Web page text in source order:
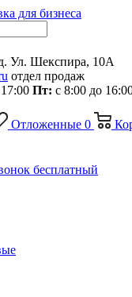
Ул. Шекспира, 10А
отдел продаж
Пт: с 8:00 до
Отложенные 0
бесплатный